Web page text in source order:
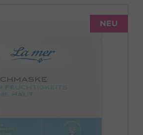
MED+ Anti Age »
NEU